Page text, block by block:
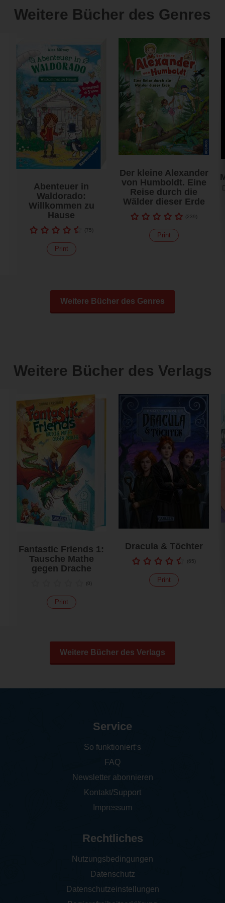
Weitere Bücher des Genres
Abenteuer in
Waldorado:
Willkommen zu
Hause
(75)
Print
Der kleine Alexander
von Humboldt. Eine
Reise durch die
Wälder dieser Erde
(239)
Print
Weitere Bücher des Genres
Weitere Bücher des Verlags
Fantastic Friends 1:
Tausche Mathe
gegen Drache
(0)
Print
Dracula & Töchter
(65)
Print
Weitere Bücher des Verlags
Service
So funktioniert‘s
FAQ
Newsletter abonnieren
Kontakt/Support
Impressum
Rechtliches
Nutzungsbedingungen
Datenschutz
Datenschutzeinstellungen